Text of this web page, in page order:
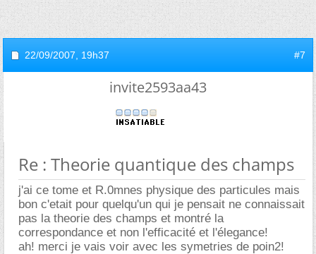
22/09/2007, 19h37 #7
invite2593aa43
Re : Theorie quantique des champs
j'ai ce tome et R.0mnes physique des particules mais
bon c'etait pour quelqu'un qui je pensait ne connaissait
pas la theorie des champs et montré la
correspondance et non l'efficacité et l'élegance!
ah! merci je vais voir avec les symetries de poin2!